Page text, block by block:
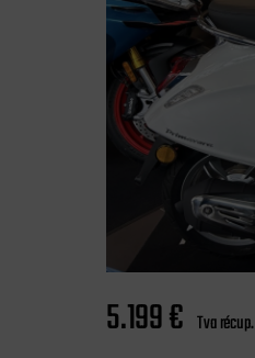
5.199 € Tva récup.